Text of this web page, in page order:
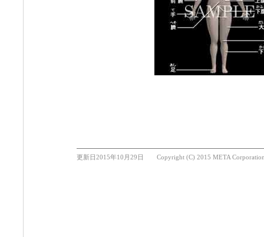
更新日2015年10月29日 Copyright (C) 2015 META Corporation